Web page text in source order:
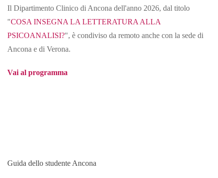
Il Dipartimento Clinico di Ancona dell'anno 2026, dal titolo
"COSA INSEGNA LA LETTERATURA ALLA
PSICOANALISI?", è condiviso da remoto anche con la sede di
Ancona e di Verona.
Vai al programma
Guida dello studente Ancona